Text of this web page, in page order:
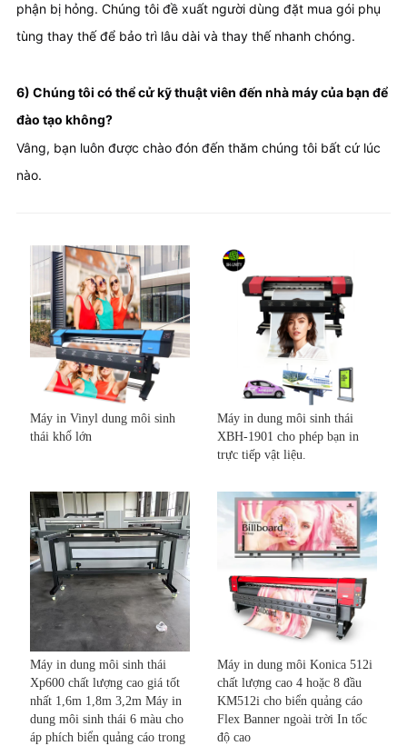
phận bị hỏng. Chúng tôi đề xuất người dùng đặt mua gói phụ
tùng thay thế để bảo trì lâu dài và thay thế nhanh chóng.
6) Chúng tôi có thể cử kỹ thuật viên đến nhà máy của bạn để
đào tạo không?
Vâng, bạn luôn được chào đón đến thăm chúng tôi bất cứ lúc
nào.
Máy in Vinyl dung môi sinh
thái khổ lớn
Máy in dung môi sinh thái
XBH-1901 cho phép bạn in
trực tiếp vật liệu.
Máy in dung môi sinh thái
Xp600 chất lượng cao giá tốt
nhất 1,6m 1,8m 3,2m Máy in
dung môi sinh thái 6 màu cho
áp phích biển quảng cáo trong
Máy in dung môi Konica 512i
chất lượng cao 4 hoặc 8 đầu
KM512i cho biển quảng cáo
Flex Banner ngoài trời In tốc
độ cao